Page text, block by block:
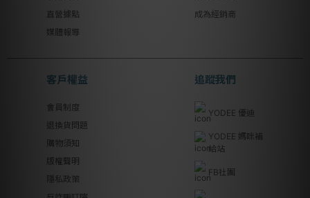
直營據點
媒體報導
成為經銷商
客戶權益
會員制度
退換貨問題
購物須知
版權聲明
隱私政策
追蹤我們
YODEE 優迪
YODEE 媽咪補
給站
FB社團